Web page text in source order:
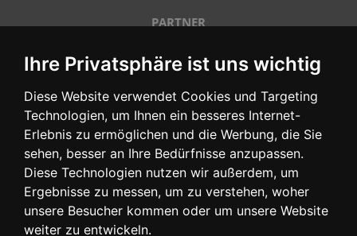
Ihre Privatsphäre ist uns wichtig
Diese Website verwendet Cookies und Targeting
Technologien, um Ihnen ein besseres Internet-
Erlebnis zu ermöglichen und die Werbung, die Sie
sehen, besser an Ihre Bedürfnisse anzupassen.
Diese Technologien nutzen wir außerdem, um
Ergebnisse zu messen, um zu verstehen, woher
unsere Besucher kommen oder um unsere Website
weiter zu entwickeln.
PARTNER
SOCIAL MEDIA
Facebook